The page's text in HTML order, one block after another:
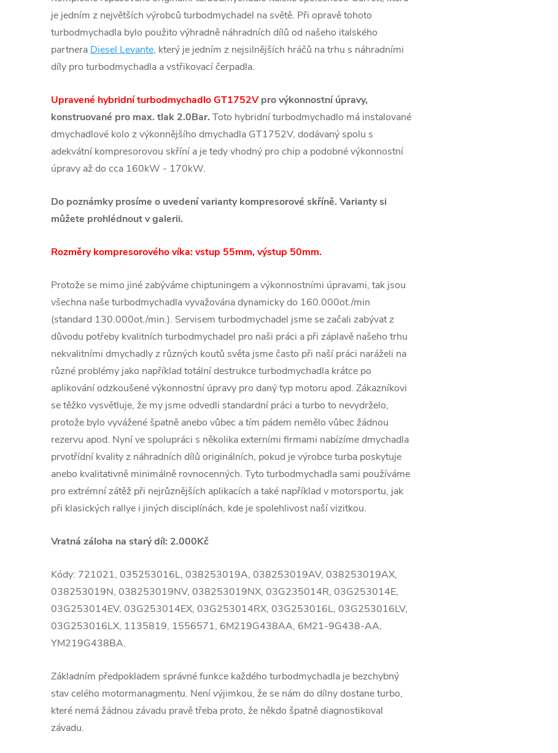
je jedním z největších výrobců turbodmychadel na světě. Při opravě tohoto
turbodmychadla bylo použito výhradně náhradních dílů od našeho italského
partnera Diesel Levante, který je jedním z nejsilnějších hráčů na trhu s náhradními
díly pro turbodmychadla a vstřikovací čerpadla.
Upravené hybridní turbodmychadlo GT1752Vpro výkonnostní úpravy,
konstruované pro max. tlak 2.0Bar. Toto hybridní turbodmychadlo má instalované
dmychadlové kolo z výkonnějšího dmychadla GT1752V, dodávaný spolu s
adekvátní kompresorovou skříní a je tedy vhodný pro chip a podobné výkonnostní
úpravy až do cca 160kW - 170kW.
Do poznámky prosíme o uvedení varianty kompresorové skříně. Varianty si
můžete prohlédnout v galerii.
Rozměry kompresorového víka: vstup 55mm, výstup 50mm.
Protože se mimo jiné zabýváme chiptuningem a výkonnostními úpravami, tak jsou
všechna naše turbodmychadla vyvažována dynamicky do 160.000ot./min
(standard 130.000ot./min.). Servisem turbodmychadel jsme se začali zabývat z
důvodu potřeby kvalitních turbodmychadel pro naši práci a při záplavě našeho trhu
nekvalitními dmychadly z různých koutů světa jsme často při naší práci naráželi na
různé problémy jako například totální destrukce turbodmychadla krátce po
aplikování odzkoušené výkonnostní úpravy pro daný typ motoru apod. Zákazníkovi
se těžko vysvětluje, že my jsme odvedli standardní práci a turbo to nevydrželo,
protože bylo vyvážené špatně anebo vůbec a tím pádem nemělo vůbec žádnou
rezervu apod. Nyní ve spolupráci s několika externími firmami nabízíme dmychadla
prvotřídní kvality z náhradních dílů originálních, pokud je výrobce turba poskytuje
anebo kvalitativně minimálně rovnocenných. Tyto turbodmychadla sami používáme
pro extrémní zátěž při nejrůznějších aplikacích a také například v motorsportu, jak
při klasických rallye i jiných disciplínách, kde je spolehlivost naší vizitkou.
Vratná záloha na starý díl: 2.000Kč
Kódy: 721021, 035253016L, 038253019A, 038253019AV, 038253019AX,
038253019N, 038253019NV, 038253019NX, 03G235014R, 03G253014E,
03G253014EV, 03G253014EX, 03G253014RX, 03G253016L, 03G253016LV,
03G253016LX, 1135819, 1556571, 6M219G438AA, 6M21-9G438-AA,
YM219G438BA.
Základním předpokladem správné funkce každého turbodmychadla je bezchybný
stav celého motormanagmentu. Není výjimkou, že se nám do dílny dostane turbo,
které nemá žádnou závadu pravě třeba proto, že někdo špatně diagnostikoval
závadu.